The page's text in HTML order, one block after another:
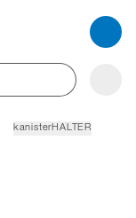
kanisterHALTER